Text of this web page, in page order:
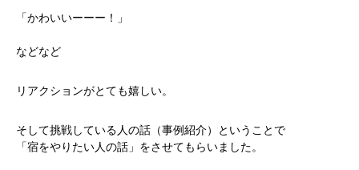
「かわいいーーー！」
などなど
リアクションがとても嬉しい。
そして挑戦している人の話（事例紹介）ということで
「宿をやりたい人の話」をさせてもらいました。